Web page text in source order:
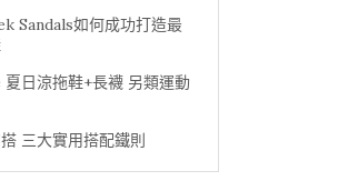
Sandals如何成功打造最
日涼拖鞋+長襪 另類運動
三大實用搭配鐵則